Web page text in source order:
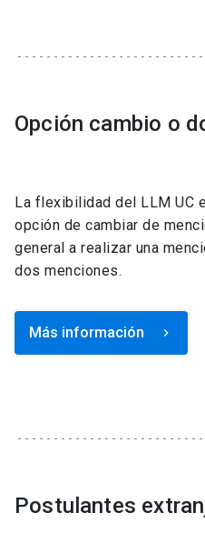
Opción cambio o
La flexibilidad del LLM UC
opción de cambiar de
general a realizar una
dos menciones.
Más información keyboard_arrow_right
Postulantes